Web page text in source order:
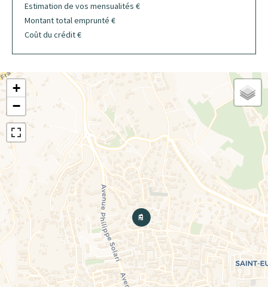
Estimation de vos mensualités €
Montant total emprunté €
Coût du crédit€
+
−